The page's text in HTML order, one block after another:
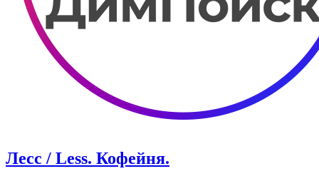
Лесс / Less. Кофейня.